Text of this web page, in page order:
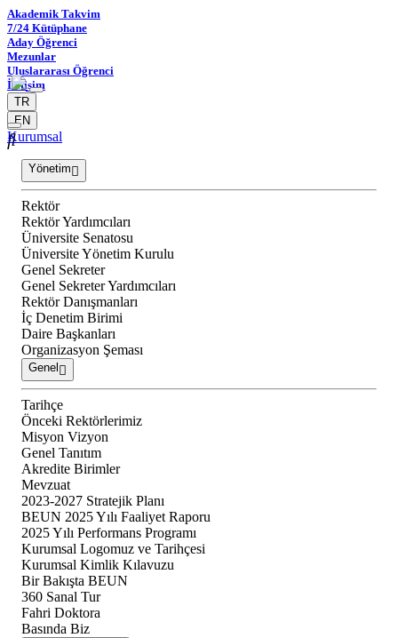
Akademik Takvim
7/24 Kütüphane
Aday Öğrenci
Mezunlar
Uluslararası Öğrenci
İletişim
TR
EN
Kurumsal
Yönetim
Rektör
Rektör Yardımcıları
Üniversite Senatosu
Üniversite Yönetim Kurulu
Genel Sekreter
Genel Sekreter Yardımcıları
Rektör Danışmanları
İç Denetim Birimi
Daire Başkanları
Organizasyon Şeması
Genel
Tarihçe
Önceki Rektörlerimiz
Misyon Vizyon
Genel Tanıtım
Akredite Birimler
Mevzuat
2023-2027 Stratejik Planı
BEUN 2025 Yılı Faaliyet Raporu
2025 Yılı Performans Programı
Kurumsal Logomuz ve Tarihçesi
Kurumsal Kimlik Kılavuzu
Bir Bakışta BEUN
360 Sanal Tur
Fahri Doktora
Basında Biz